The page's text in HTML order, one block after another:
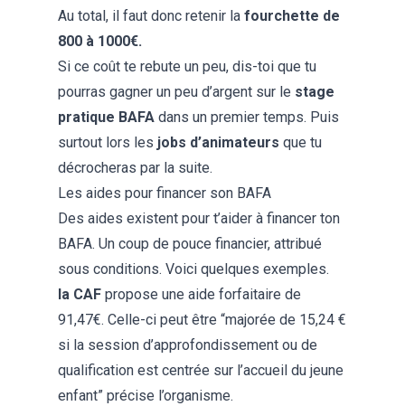
Au total, il faut donc retenir la fourchette de
800 à 1000€.
Si ce coût te rebute un peu, dis-toi que tu
pourras gagner un peu d’argent sur le stage
pratique BAFA dans un premier temps. Puis
surtout lors les jobs d’animateurs que tu
décrocheras par la suite.
Les aides pour financer son BAFA
Des aides existent pour t’aider à financer ton
BAFA. Un coup de pouce financier, attribué
sous conditions. Voici quelques exemples.
la CAF propose une aide forfaitaire de
91,47€. Celle-ci peut être “majorée de 15,24 €
si la session d’approfondissement ou de
qualification est centrée sur l’accueil du jeune
enfant” précise l’organisme.